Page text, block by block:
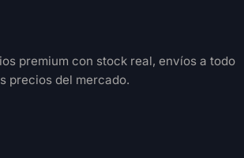
premium con stock real, envíos a todo
precios del mercado.